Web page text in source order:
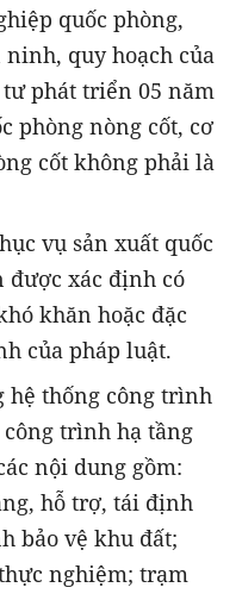
quốc phòng,
quy hoạch của
phát triển 05 năm
phòng nòng cốt, cơ
cốt không phải là
vụ sản xuất quốc
xác định có
khăn hoặc đặc
của pháp luật.
hệ thống công trình
trình hạ tầng
nội dung gồm:
hỗ trợ, tái định
bảo vệ khu đất;
nghiệm; trạm